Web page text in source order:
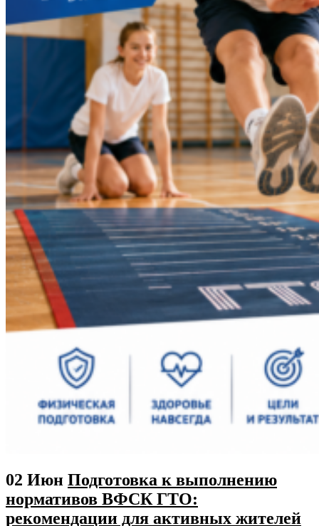
02 Июн Подготовка к выполнению
нормативов ВФСК ГТО:
рекомендации для активных жителей